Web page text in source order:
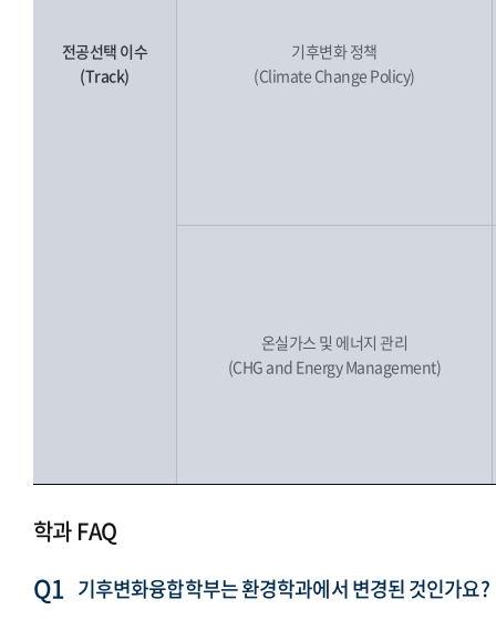
전공선택 이수
(Track)
기후변화 정책
(Climate Change Policy)
온실가스 및 에너지 관리
(CHG and Energy Management)
학과 FAQ
기후변화융합학부는 환경학과에서 변경된 것인가요?